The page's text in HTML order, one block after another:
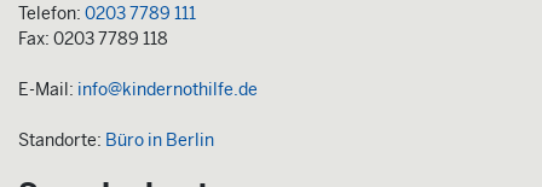
Telefon: 0203 7789 111
Fax: 0203 7789 118
E-Mail: info@kindernothilfe.de
Standorte: Büro in Berlin